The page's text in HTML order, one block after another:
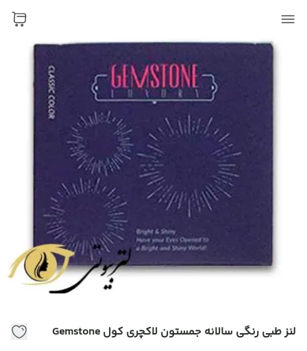
لنز طبی رنگی سالانه جمستون لاکچری کول Gemstone